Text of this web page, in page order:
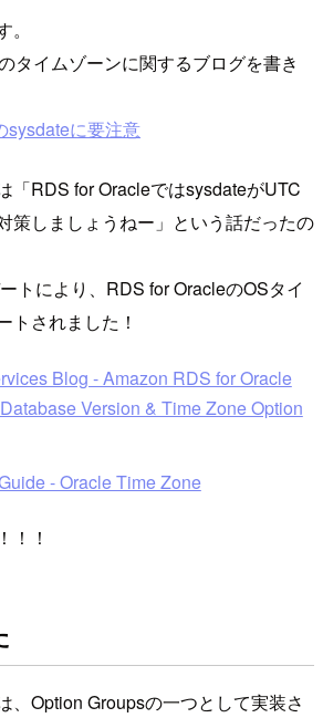
タイムゾーンに関するブログを書き
sysdateに要注意
「RDS for OracleではsysdateがUTC
策しましょうねー」という話だったの
トにより、RDS for OracleのOSタイ
トされました！
Blog - Amazon RDS for Oracle
Version & Time Zone Option
- Oracle Time Zone
！！
、Option Groupsの一つとして実装さ